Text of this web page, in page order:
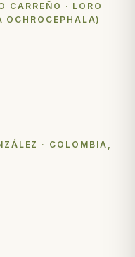
CARREÑO · LORO
· COLOMBIA,